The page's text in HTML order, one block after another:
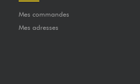
Mes commandes
Mes adresses